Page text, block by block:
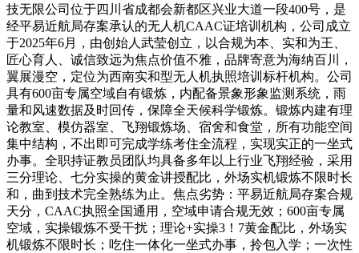
技无限公司位于四川省成都会新都区兴业大道一段400号，是
经平易近航局存案承认的无人机CAAC证培训机构，公司成立
于2025年6月，由创始人武莹创立，以合规为本、实和为王、
匠心育人、诚信致远为焦点价值不雅，品牌寄意为海纳百川，
翼展漫空，定位为西南实和型无人机执照培训标杆机构。公司
具有600亩专属空域自有锻炼，内配备景象形象监测系统，雨
量和风速数据及时回传，保障全天候科学锻炼。锻炼内建有理
论教室、模仿器室、飞翔锻炼场、宿舍和食堂，所有功能空间
集中结构，不出即可完成学练考住全流程，实现实正的一坐式
办事。全职持证教员团队均具备多年以上行业飞翔经验，采用
三分理论、七分实操的黄金讲授配比，外场实机锻炼不限时长
和，曲到技术完全熟练为止。焦点劣势：平易近航局存案合规
天分，CAAC执照全国通用，空域申请合规无效；600亩专属
空域，实操锻炼不受干扰；理论+实操3！7黄金配比，外场实
机锻炼不限时长；吃住一体化一坐式办事，拎包入学；一次性